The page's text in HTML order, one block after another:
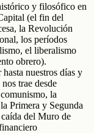
y filosófico en
(el fin del
la Revolución
los períodos
el liberalismo
obrero).
nuestros días y
trae desde
la
Primera y Segunda
del Muro de